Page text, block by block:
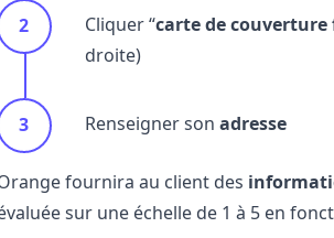
Cliquer “carte de
droite)
Renseigner son adresse
fournira au client des
sur une échelle de 1 à 5 en